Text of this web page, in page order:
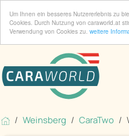
Um Ihnen ein besseres Nutzererlebnis zu
Cookies. Durch Nutzung von caraworld.at
Verwendung von Cookies zu. weitere
Weinsberg CaraTwo